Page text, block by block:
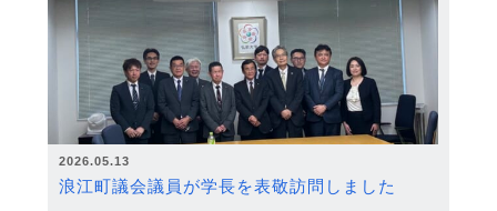
2026.05.13
浪江町議会議員が学長を表敬訪問しました